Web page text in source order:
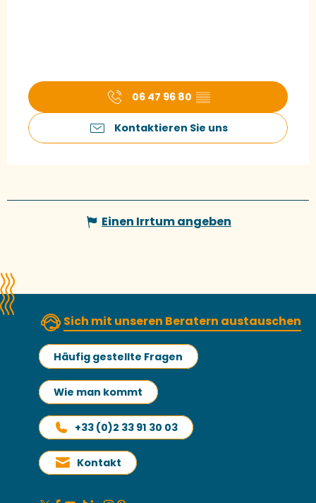
06 47 96 80 ▒▒
Kontaktieren Sie uns
Einen Irrtum angeben
Sich mit unseren Beratern austauschen
Häufig gestellte Fragen
Wie man kommt
+33 (0)2 33 91 30 03
Kontakt